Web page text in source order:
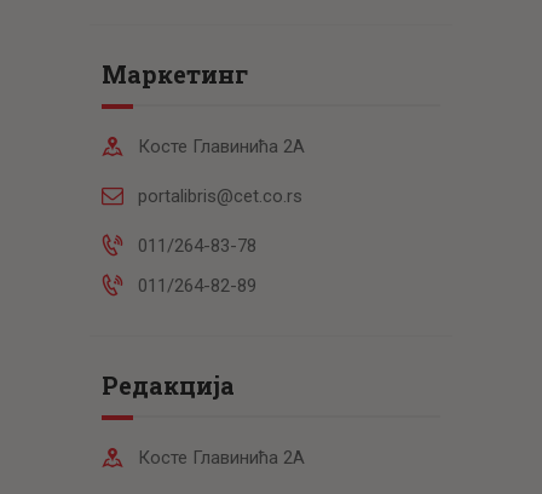
Маркетинг
Косте Главинића 2А
portalibris@cet.co.rs
011/264-83-78
011/264-82-89
Редакција
Косте Главинића 2А